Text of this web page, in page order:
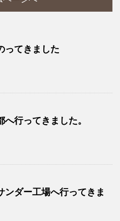
ってきました
へ行ってきました。
ンダー工場へ行ってきま